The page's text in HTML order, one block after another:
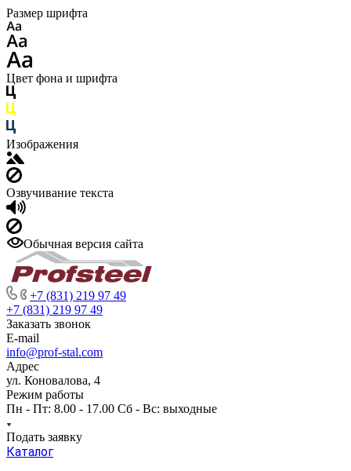
Размер шрифта
Цвет фона и шрифта
Изображения
Озвучивание текста
Обычная версия сайта
+7 (831) 219 97 49
+7 (831) 219 97 49
Заказать звонок
E-mail
info@prof-stal.com
Адрес
ул. Коновалова, 4
Режим работы
Пн - Пт: 8.00 - 17.00 Сб - Вс: выходные
Подать заявку
Каталог